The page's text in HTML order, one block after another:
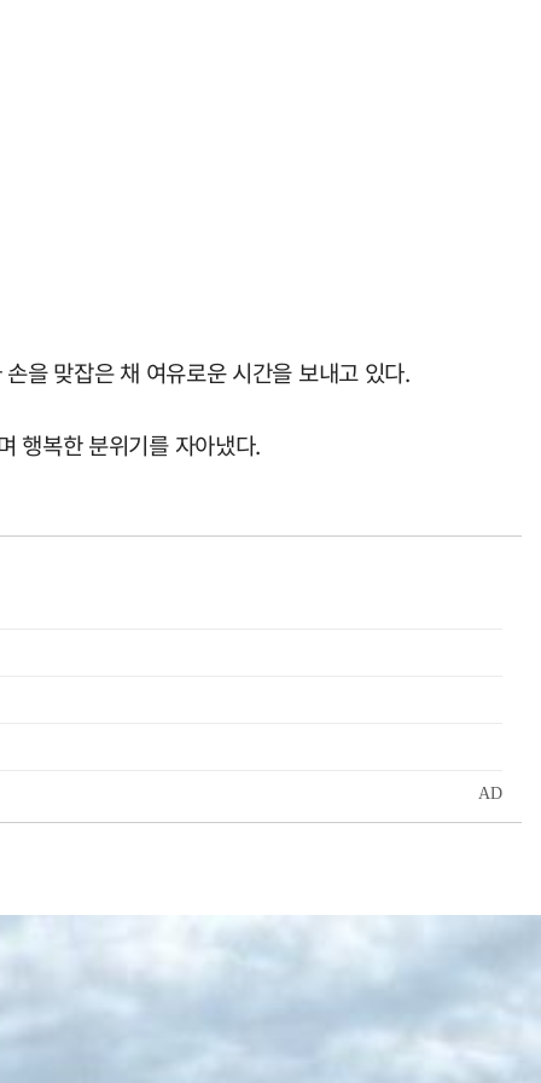
을 맞잡은 채 여유로운 시간을 보내고 있다.
행복한 분위기를 자아냈다.